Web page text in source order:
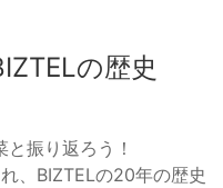
の歴史
振り返ろう！
、BIZTELの20年の歴史